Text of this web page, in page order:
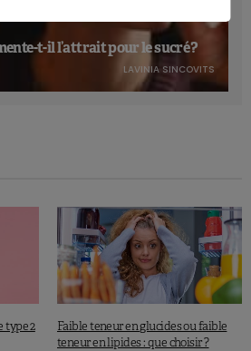
t-il l’attrait pour le sucré ?
LAVINIA SINCOVITS
type 2
Faible teneur en glucides ou faible
teneur en lipides : que choisir ?